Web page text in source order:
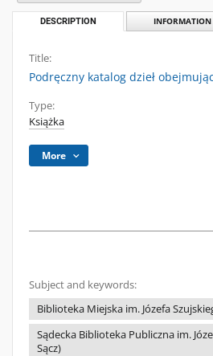
DESCRIPTION INFORMATION
Title:
Podręczny katalog dzieł
Type:
Książka
More
Subject and keywords:
Biblioteka Miejska im. Józefa
Sądecka Biblioteka Publiczna im.
Sącz)